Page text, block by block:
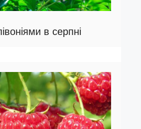
в серпні